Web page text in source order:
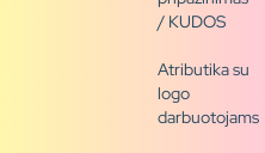
/ KUDOS
Atributika su
logo
darbuotojams